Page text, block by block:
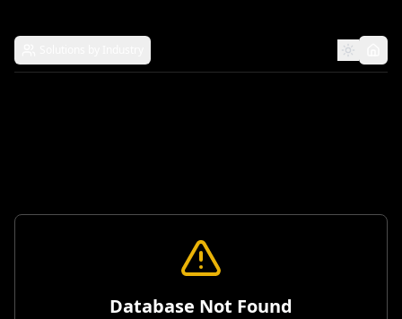
Database Not Found